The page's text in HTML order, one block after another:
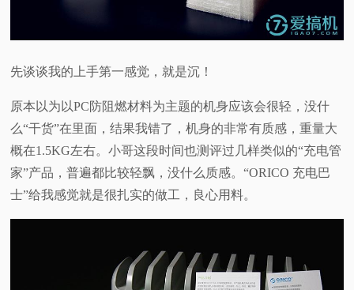
先谈谈我的上手第一感觉，就是沉！
原本以为以PC防阻燃材料为主题的机身应该会很轻，没什
么“干货”在里面，结果我错了，机身的非常有质感，重量大
概在1.5KG左右。小哥这段时间也测评过几样类似的“充电管
家”产品，普遍都比较轻飘，没什么质感。“ORICO 充电巴
士”给我感觉就是很扎实的做工，良心用料。